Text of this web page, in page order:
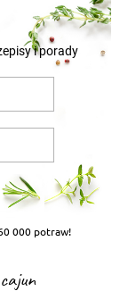
i porady
000 potraw!